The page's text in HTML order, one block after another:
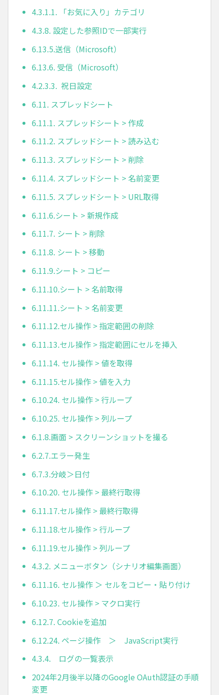
4.3.1.1. 「お気に入り」カテゴリ
4.3.8. 設定した参照IDで一部実行
6.13.5.送信（Microsoft）
6.13.6. 受信（Microsoft）
4.2.3.3. 祝日設定
6.11. スプレッドシート
6.11.1. スプレッドシート > 作成
6.11.2. スプレッドシート > 読み込む
6.11.3. スプレッドシート > 削除
6.11.4. スプレッドシート > 名前変更
6.11.5. スプレッドシート > URL取得
6.11.6.シート > 新規作成
6.11.7. シート > 削除
6.11.8. シート > 移動
6.11.9.シート > コピー
6.11.10.シート > 名前取得
6.11.11.シート > 名前変更
6.11.12.セル操作 > 指定範囲の削除
6.11.13.セル操作 > 指定範囲にセルを挿入
6.11.14. セル操作 > 値を取得
6.11.15.セル操作 > 値を入力
6.10.24. セル操作 > 行ループ
6.10.25. セル操作 > 列ループ
6.1.8.画面 > スクリーンショットを撮る
6.2.7.エラー発生
6.7.3.分岐＞日付
6.10.20. セル操作 > 最終行取得
6.11.17.セル操作 > 最終行取得
6.11.18.セル操作 > 行ループ
6.11.19.セル操作 > 列ループ
4.3.2. メニューボタン（シナリオ編集画面）
6.11.16. セル操作 ＞ セルをコピー・貼り付け
6.10.23. セル操作 > マクロ実行
6.12.7. Cookieを追加
6.12.24. ページ操作 ＞ JavaScript実行
4.3.4. ログの一覧表示
2024年2月後半以降のGoogle OAuth認証の手順
変更